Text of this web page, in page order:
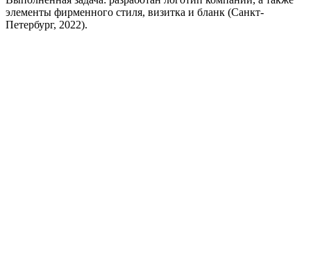
элементы фирменного стиля, визитка и бланк (Санкт-
Петербург, 2022).